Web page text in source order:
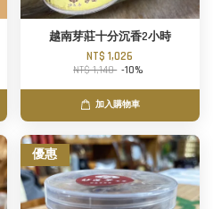
越南芽莊十分沉香2小時
NT$ 1,026
NT$ 1,140 -10%
加入購物車
優惠